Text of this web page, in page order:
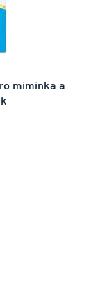
miminka a